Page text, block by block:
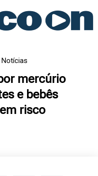
mercúrio
e bebês
risco